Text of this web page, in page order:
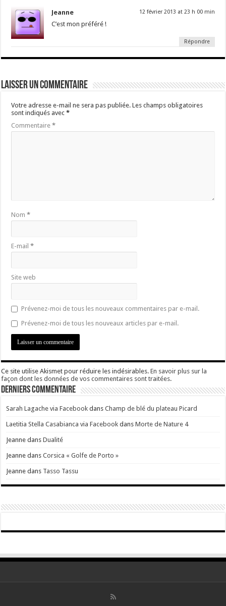
Jeanne 12 février 2013 at 23 h 00 min
C’est mon préféré !
Répondre
Laisser un commentaire
Votre adresse e-mail ne sera pas publiée. Les champs obligatoires
sont indiqués avec*
Commentaire*
Nom*
E-mail*
Site web
Prévenez-moi de tous les nouveaux commentaires par e-mail.
Prévenez-moi de tous les nouveaux articles par e-mail.
Ce site utilise Akismet pour réduire les indésirables.En savoir plus sur la
façon dont les données de vos commentaires sont traitées.
Derniers Commentaire
Sarah Lagache via Facebook dansChamp de blé du plateau Picard
Laetitia Stella Casabianca via Facebook dansMorte de Nature 4
Jeanne dansDualité
Jeanne dansCorsica « Golfe de Porto »
Jeanne dans Tasso Tassu